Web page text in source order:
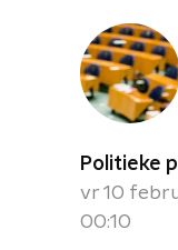
Politieke
vr 10
00:10